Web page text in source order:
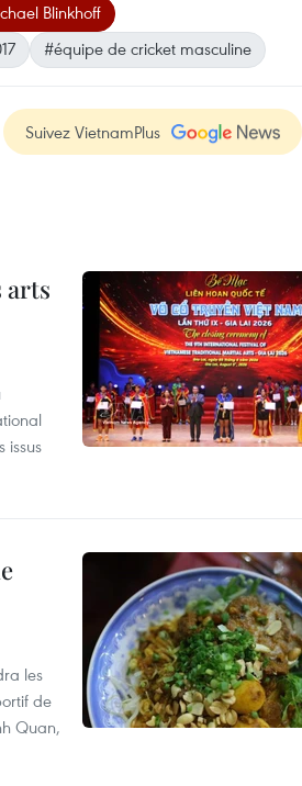
Blinkhoff
#équipe de cricket masculine
Suivez VietnamPlus
arts
issus
les
de
Quan,